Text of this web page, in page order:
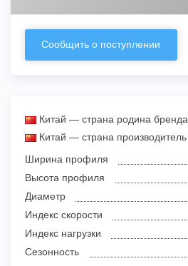
Сообщить о поступлении
Китай — страна родина бренда
Китай — страна производитель
Ширина профиля
Высота профиля
Диаметр
Индекс скорости
Индекс нагрузки
Сезонность